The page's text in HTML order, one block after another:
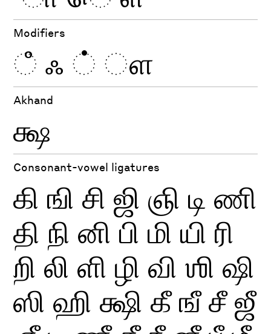
Modifiers
ஂ ஃ
Akhand
க்ஷ
Consonant-vowel ligatures
கி ஙி சி ஜி ஞி டி ணி
தி நி னி பி மி யி ரி
றி லி ளி ழி வி ஶி ஷி
ஸி ஹி க்ஷி கீ ஙீ சீ ஜீ